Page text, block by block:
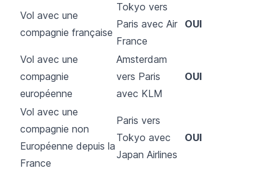
Vol avec une
compagnie française
Tokyo vers
Paris avec Air
France
OUI
Vol avec une
compagnie
européenne
Amsterdam
vers Paris
avec KLM
OUI
Vol avec une
compagnie non
Européenne depuis la
France
Paris vers
Tokyo avec
Japan Airlines
OUI